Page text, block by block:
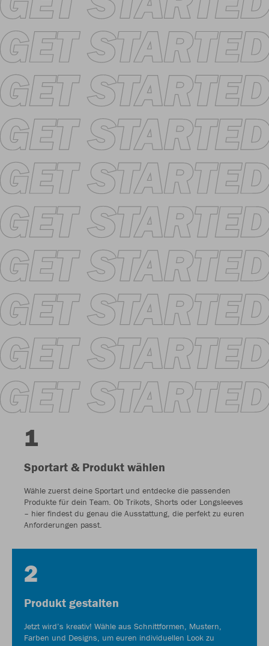
1
Sportart & Produkt wählen
Wähle zuerst deine Sportart und entdecke die passenden
Produkte für dein Team. Ob Trikots, Shorts oder Longsleeves
– hier findest du genau die Ausstattung, die perfekt zu euren
Anforderungen passt.
2
Produkt gestalten
Jetzt wird’s kreativ! Wähle aus Schnittformen, Mustern,
Farben und Designs, um euren individuellen Look zu